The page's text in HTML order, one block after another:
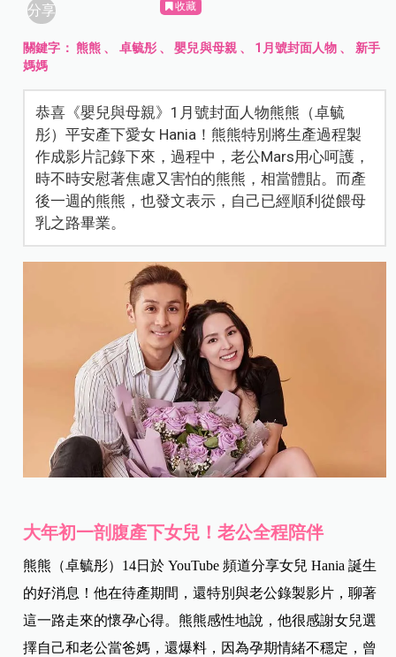
分享 收藏
關鍵字： 熊熊 、 卓毓彤、嬰兒與母親 、 1月號封面人物 、 新手
媽媽
恭喜《嬰兒與母親》1月號封面人物熊熊（卓毓
彤）平安產下愛女 Hania！熊熊特別將生產過程製
作成影片記錄下來，過程中，老公Mars用心呵護，
時不時安慰著焦慮又害怕的熊熊，相當體貼。而產
後一週的熊熊，也發文表示，自己已經順利從餵母
乳之路畢業。
大年初一剖腹產下女兒！老公全程陪伴
熊熊（卓毓彤）14日於 YouTube 頻道分享女兒 Hania 誕生
的好消息！他在待產期間，還特別與老公錄製影片，聊著
這一路走來的懷孕心得。熊熊感性地說，他很感謝女兒選
擇自己和老公當爸媽，還爆料，因為孕期情緒不穩定，曾